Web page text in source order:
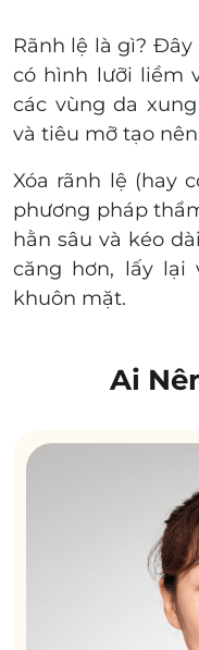
Rãnh lệ là gì?
có hình lưỡi liềm
các vùng da
và tiêu mỡ tạo
Xóa rãnh lệ (hay
phương pháp
hằn sâu và kéo
căng hơn, lấy lại
khuôn mặt.
Ai